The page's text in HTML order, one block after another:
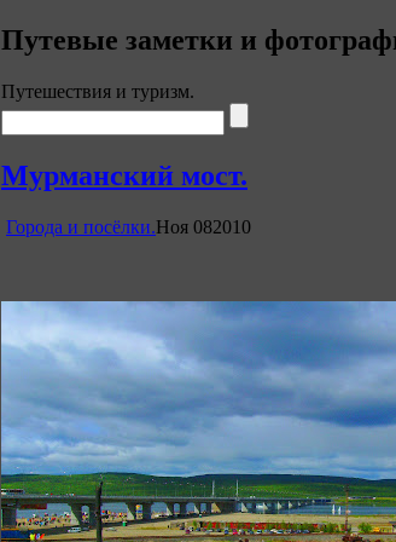
Путевые заметки и
Путешествия и туризм.
Мурманский мост.
Города и посёлки.Ноя 082010